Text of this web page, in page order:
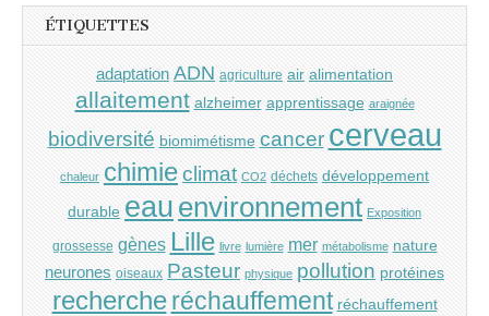
ÉTIQUETTES
adaptation ADN agriculture air alimentation
allaitement alzheimer apprentissage araignée
biodiversité biomimétisme cancer cerveau
chaleur chimieclimat CO2 déchets développement
durable eau environnement Exposition
grossesse gènes Lille livre lumière mer métabolisme nature
neurones oiseaux Pasteur physique pollution protéines
recherche réchauffement réchauffement